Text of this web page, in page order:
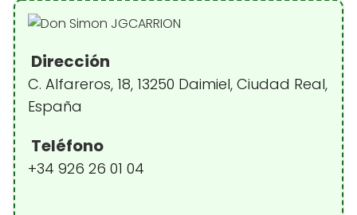
Dirección
C. Alfareros, 18, 13250 Daimiel, Ciudad Real,
España
Teléfono
+34 926 26 01 04